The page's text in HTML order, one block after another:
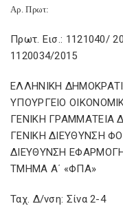
Αρ. Πρωτ:
Πρωτ. Εισ.: 1121040/
1120034/2015
ΕΛΛΗΝΙΚΗ
ΥΠΟΥΡΓΕΙΟ
ΓΕΝΙΚΗ ΓΡΑΜΜΑΤΕΙΑ
ΓΕΝΙΚΗ ΔΙΕΥΘΥΝΣΗ
ΔΙΕΥΘΥΝΣΗ
ΤΜΗΜΑ Α΄ «ΦΠΑ»
Ταχ. Δ/νση: Σίνα 2-4